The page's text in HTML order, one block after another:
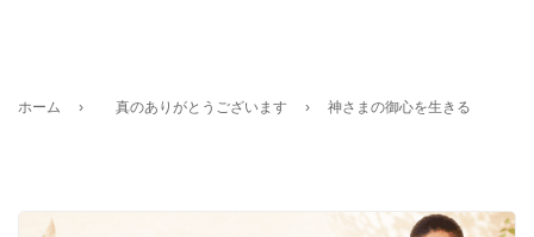
ホーム › 真のありがとうございます › 神さまの御心を生きる